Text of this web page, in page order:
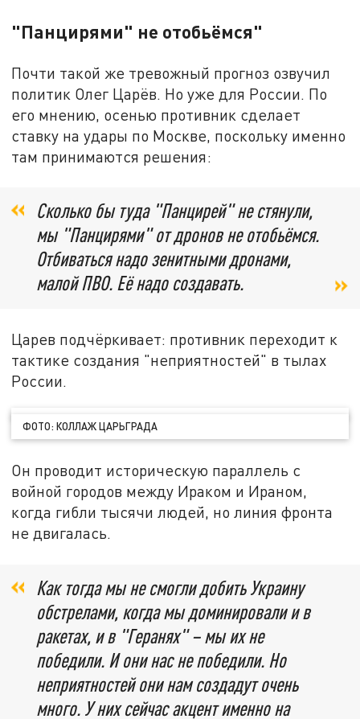
"Панцирями" не отобьёмся"
Почти такой же тревожный прогноз озвучил
политик Олег Царёв. Но уже для России. По
его мнению, осенью противник сделает
ставку на удары по Москве, поскольку именно
там принимаются решения:
Сколько бы туда "Панцирей" не стянули,
мы "Панцирями" от дронов не отобьёмся.
Отбиваться надо зенитными дронами,
малой ПВО. Её надо создавать.
Царев подчёркивает: противник переходит к
тактике создания "неприятностей" в тылах
России.
ФОТО: КОЛЛАЖ ЦАРЬГРАДА
Он проводит историческую параллель с
войной городов между Ираком и Ираном,
когда гибли тысячи людей, но линия фронта
не двигалась.
Как тогда мы не смогли добить Украину
обстрелами, когда мы доминировали и в
ракетах, и в "Геранях" – мы их не
победили. И они нас не победили. Но
неприятностей они нам создадут очень
много. У них сейчас акцент именно на